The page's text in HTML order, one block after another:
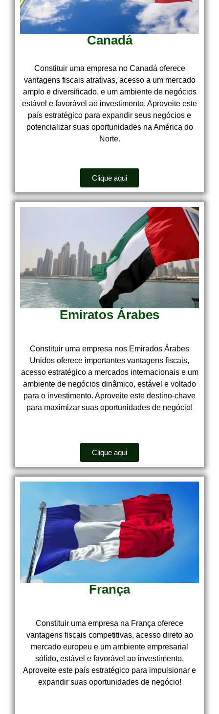
Canadá
Constituir uma empresa no Canadá oferece
vantagens fiscais atrativas, acesso a um mercado
amplo e diversificado, e um ambiente de negócios
estável e favorável ao investimento. Aproveite este
país estratégico para expandir seus negócios e
potencializar suas oportunidades na América do
Norte.
Clique aqui
Emiratos Árabes
Constituir uma empresa nos Emirados Árabes
Unidos oferece importantes vantagens fiscais,
acesso estratégico a mercados internacionais e um
ambiente de negócios dinâmico, estável e voltado
para o investimento. Aproveite este destino-chave
para maximizar suas oportunidades de negócio!
Clique aqui
França
Constituir uma empresa na França oferece
vantagens fiscais competitivas, acesso direto ao
mercado europeu e um ambiente empresarial
sólido, estável e favorável ao investimento.
Aproveite este país estratégico para impulsionar e
expandir suas oportunidades de negócio!